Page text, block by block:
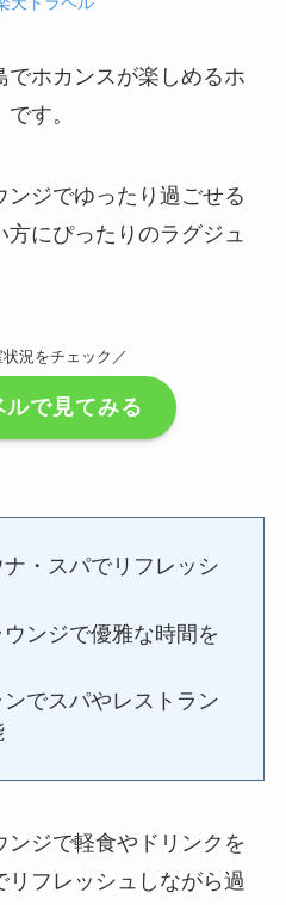
ホカンスが楽しめるホ
す。
ジでゆったり過ごせる
にぴったりのラグジュ
況をチェック／
ルで見てみる
・スパでリフレッシ
ンジで優雅な時間を
でスパやレストラン
ンジで軽食やドリンクを
フレッシュしながら過